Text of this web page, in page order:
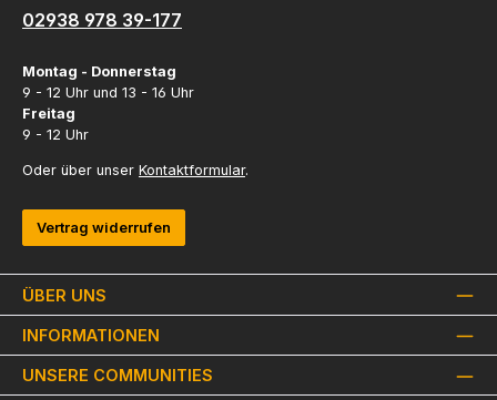
ÜBER UNS
INFORMATIONEN
02938 978 39-177
Montag - Donnerstag
9 - 12 Uhr und 13 - 16 Uhr
Freitag
9 - 12 Uhr
Oder über unser Kontaktformular.
Vertrag widerrufen
UNSERE COMMUNITIES